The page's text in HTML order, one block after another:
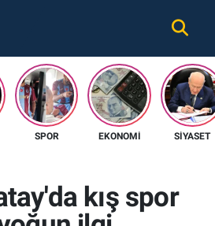
SPOR EKONOMI SIYASET
kış spor
ve Fikstür